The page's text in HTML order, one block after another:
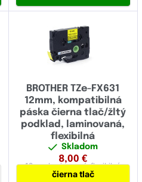
BROTHER TZe-FX631
12mm, kompatibilná
páska čierna tlač/žltý
podklad, laminovaná,
flexibilná
Skladom
8,00 €
12 mmlaminovaná,flexibilná
čierna tlač